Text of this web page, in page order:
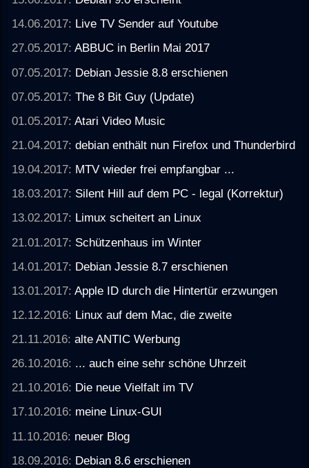
14.06.2017: Live TV Sender auf Youtube
27.05.2017:ABBUC in Berlin Mai 2017
07.05.2017: Debian Jessie 8.8 erschienen
07.05.2017:The 8 Bit Guy (Update)
01.05.2017:Atari Video Music
21.04.2017:debian enthält nun Firefox und Thunderbird
19.04.2017: MTV wieder frei empfangbar ...
18.03.2017: Silent Hill auf dem PC - legal (Korrektur)
13.02.2017: Limux scheitert an Linux
21.01.2017: Schützenhaus im Winter
14.01.2017: Debian Jessie 8.7 erschienen
13.01.2017:Apple ID durch die Hintertür erzwungen
12.12.2016: Linux auf dem Mac, die zweite
21.11.2016:alte ANTIC Werbung
26.10.2016: ... auch eine sehr schöne Uhrzeit
21.10.2016: Die neue Vielfalt im TV
17.10.2016: meine Linux-GUI
11.10.2016: neuer Blog
18.09.2016: Debian 8.6 erschienen